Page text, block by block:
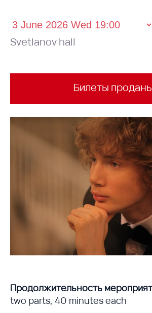
Svetlanov hall
Билеты
Продолжительность
two parts, 40 minutes each